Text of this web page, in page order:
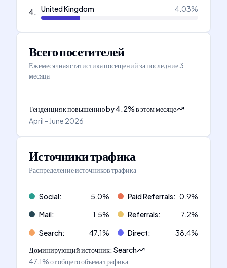
4. United Kingdom 4.03%
Всего посетителей
Ежемесячная статистика посещений за последние 3
месяца
Тенденция к повышениюby4.2%в этом месяце
April - June 2026
Источники трафика
Распределение источников трафика
Social: 5.0% Paid Referrals: 0.9%
Mail: 1.5% Referrals: 7.2%
Search: 47.1% Direct: 38.4%
Доминирующий источник:Search
47.1%от общего объема трафика